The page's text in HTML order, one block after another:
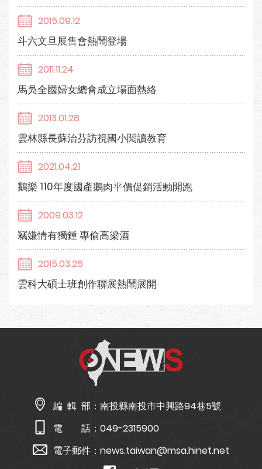
2015.09.12
斗六文旦展售會熱鬧登場
2011.11.24
馬吳全國婦女總會成立場面熱絡
2013.01.28
雲林縣長蘇治芬訪視國小閱讀教育
2021.04.21
鵝樂 110年度國產鵝肉平價促銷活動開跑
2009.03.12
竊嫌情有獨鍾 專偷高梁酒
2015.03.25
雲科大碩士班創作聯展熱鬧展開
編 輯 部： 南投縣南投市中興路94巷5號
電 話： 049-2315900
電子郵件： news.taiwan@msa.hinet.net